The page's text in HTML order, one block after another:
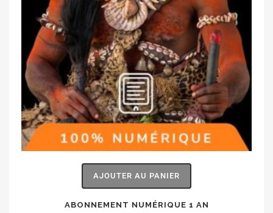
AJOUTER AU PANIER
ABONNEMENT NUMÉRIQUE 1 AN